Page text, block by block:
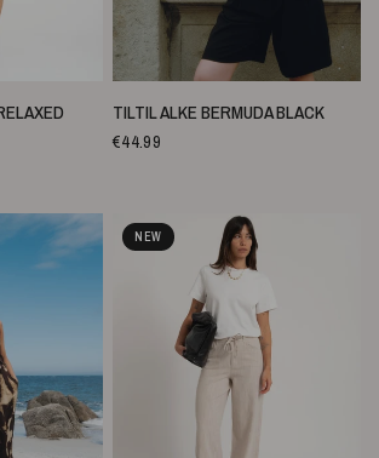
SCHNELLANSICHT
TILTIL ALKE BERMUDA BLACK
€44.99
NEW